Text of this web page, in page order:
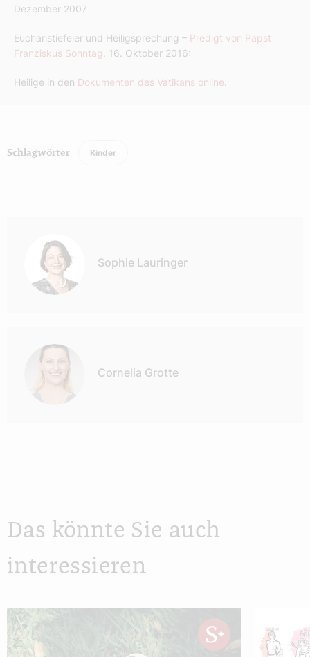
Dezember 2007
Eucharistiefeier und Heiligsprechung – Predigt von Papst
Franziskus Sonntag
, 16. Oktober 2016:
Heilige in den Dokumenten des Vatikans online
Schlagwörter Kinder
Sophie Lauringer
Cornelia Grotte
Das könnte Sie auch
interessieren